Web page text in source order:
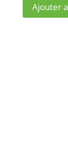
Ajouter